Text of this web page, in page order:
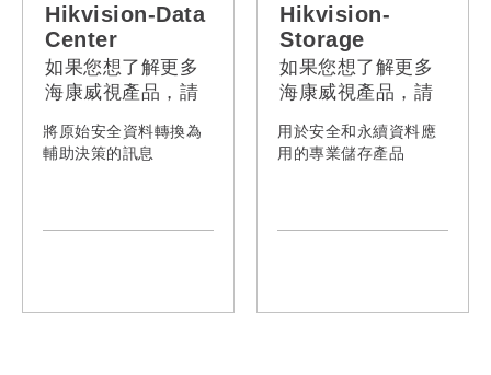
Hikvision-Data
Center
如果您想了解更多
海康威視產品，請
將原始安全資料轉換為
輔助決策的訊息
Hikvision-
Storage
如果您想了解更多
海康威視產品，請
用於安全和永續資料應
用的專業儲存產品